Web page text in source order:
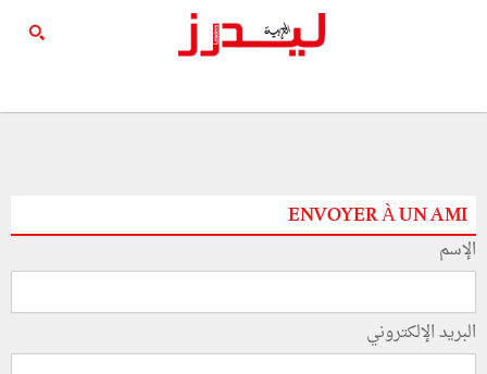
ENVOYER À UN AMI
الإسم
البريد الإلكتروني